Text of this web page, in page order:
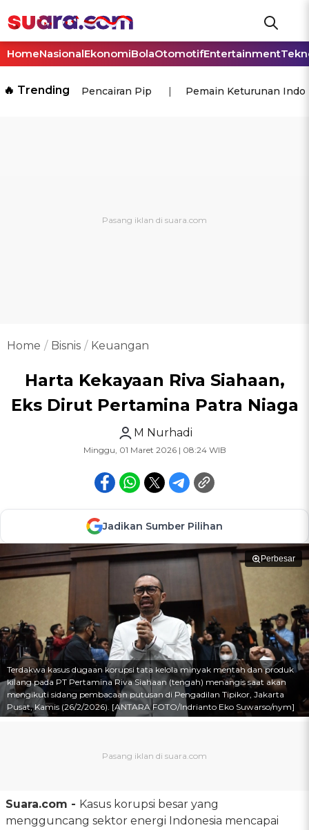
HomeNasionalEkonomiBolaOtomotifEntertainment
🔥 Trending Pencairan Pip Pemain Keturunan
Home Bisnis Keuangan
Harta Kekayaan Riva Siahaan,
Eks Dirut Pertamina Patra Niaga
M Nurhadi
Minggu, 01 Maret 2026 | 08:24 WIB
Jadikan Sumber Pilihan
Perbesar
Terdakwa kasus dugaan korupsi tata kelola minyak mentah dan produk
kilang pada PT Pertamina Riva Siahaan (tengah) menangis saat akan
mengikuti sidang pembacaan putusan di Pengadilan Tipikor, Jakarta
Pusat, Kamis (26/2/2026). [ANTARA FOTO/Indrianto Eko Suwarso/nym]
Suara.com - Kasus korupsi besar yang
mengguncang sektor energi Indonesia mencapai